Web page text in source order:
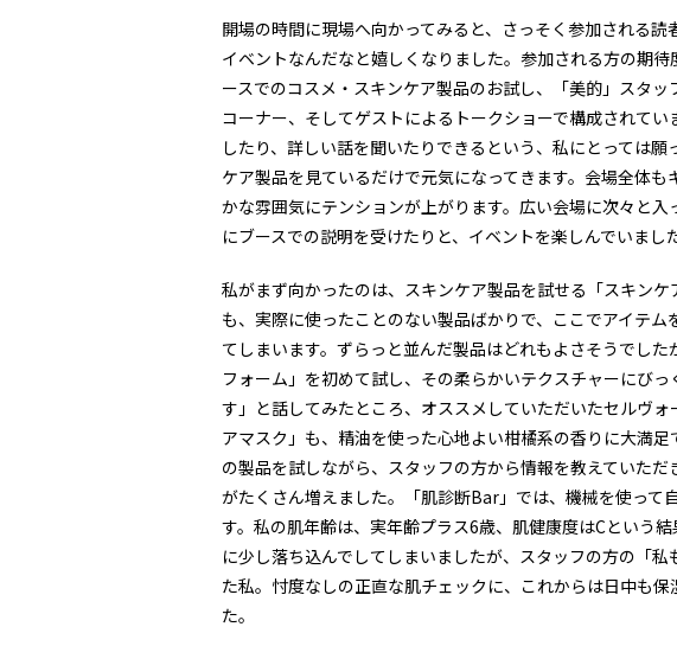
開場の時間に現場へ向かってみると、さっそく参加される
イベントなんだなと嬉しくなりました。参加される方の期
ースでのコスメ・スキンケア製品のお試し、「美的」スタ
コーナー、そしてゲストによるトークショーで構成されて
したり、詳しい話を聞いたりできるという、私にとっては
ケア製品を見ているだけで元気になってきます。会場全体
かな雰囲気にテンションが上がります。広い会場に次々と
にブースでの説明を受けたりと、イベントを楽しんでいました
私がまず向かったのは、スキンケア製品を試せる「スキン
も、実際に使ったことのない製品ばかりで、ここでアイテ
てしまいます。ずらっと並んだ製品はどれもよさそうでし
フォーム」を初めて試し、その柔らかいテクスチャーにび
す」と話してみたところ、オススメしていただいたセルヴ
アマスク」も、精油を使った心地よい柑橘系の香りに大満
の製品を試しながら、スタッフの方から情報を教えていた
がたくさん増えました。「肌診断Bar」では、機械を使って
す。私の肌年齢は、実年齢プラス6歳、肌健康度はCという
に少し落ち込んでしてしまいましたが、スタッフの方の「
た私。忖度なしの正直な肌チェックに、これからは日中も
た。